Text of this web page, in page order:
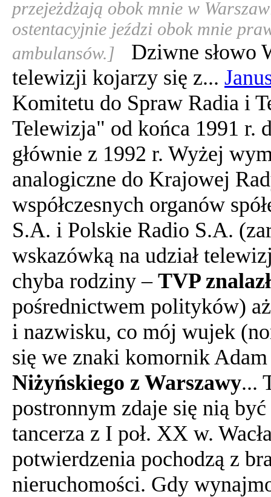
przejeżdżają obok mnie w
ostentacyjnie jeździ obok mnie
ambulansów.]
Dziwne słowo
telewizji kojarzy się z...
Komitetu do Spraw Radia i
Telewizja" od końca 1991 r.
głównie z 1992 r. Wyżej
analogiczne do Krajowej
współczesnych organów
S.A. i Polskie Radio S.A.
wskazówką na udział
chyba rodziny – TVP
pośrednictwem polityków)
i nazwisku, co mój wujek
się we znaki komornik
Niżyńskiego z Warszawy...
postronnym zdaje się nią
tancerza z I poł. XX w.
potwierdzenia pochodzą z
nieruchomości. Gdy